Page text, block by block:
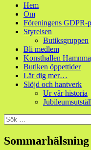
Hem
Om
Föreningens GDPR-
Styrelsen
Butiksgruppen
Bli medlem
Konsthallen
Butiken öppettider
Lär dig mer…
Slöjd och hantverk
Ur vår historia
Sök
efter:
Sommarhälsning